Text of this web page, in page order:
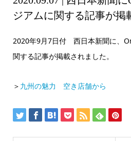
ジアムに関する記事が掲
2020年9月7日付 西日本新聞に、
関する記事が掲載されました。
＞ 九州の魅力 空き店舗から